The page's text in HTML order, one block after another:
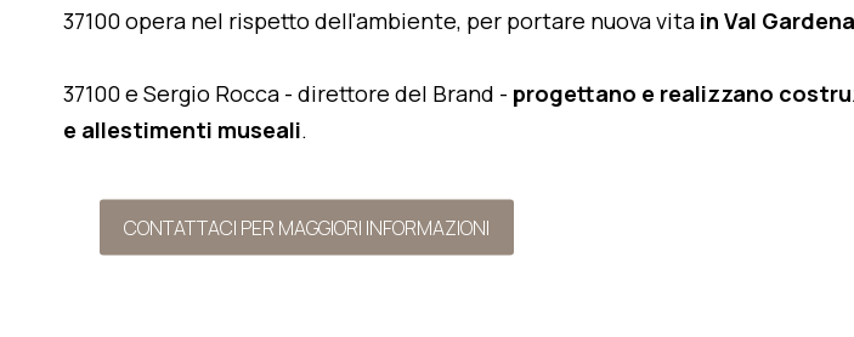
37100 opera nel rispetto dell'ambiente, per portare nuova vita in Val
37100 e Sergio Rocca - direttore del Brand - progettano e realizzano
e allestimenti museali.
CONTATTACI PER MAGGIORI INFORMAZIONI